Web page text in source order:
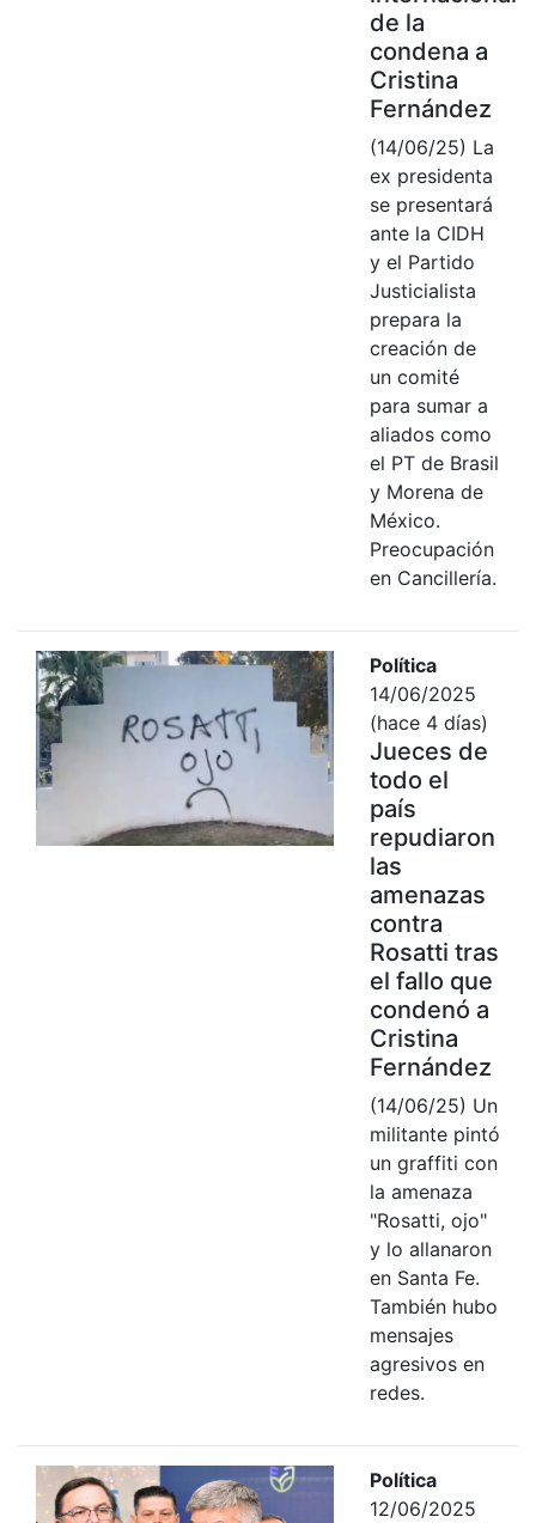
de la
condena a
Cristina
Fernández
(14/06/25) La
ex presidenta
se presentará
ante la CIDH
y el Partido
Justicialista
prepara la
creación de
un comité
para sumar a
aliados como
el PT de Brasil
y Morena de
México.
Preocupación
en Cancillería.
Política
14/06/2025
(hace 4 días)
Jueces de
todo el
país
repudiaron
las
amenazas
contra
Rosatti tras
el fallo que
condenó a
Cristina
Fernández
(14/06/25) Un
militante pintó
un graffiti con
la amenaza
"Rosatti, ojo"
y lo allanaron
en Santa Fe.
También hubo
mensajes
agresivos en
redes.
Política
12/06/2025